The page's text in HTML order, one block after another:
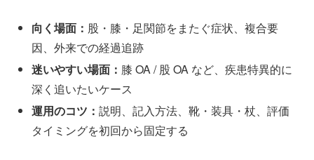
向く場面： 股・膝・足関節をまたぐ症状、複合要
因、外来での経過追跡
迷いやすい場面： 膝 OA / 股 OA など、疾患特異的に
深く追いたいケース
運用のコツ：説明、記入方法、靴・装具・杖、評価
タイミングを初回から固定する